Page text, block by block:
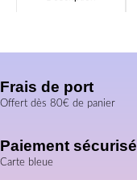
Frais de port
Offert dès 80€ de panier
Paiement sécurisé
Carte bleue